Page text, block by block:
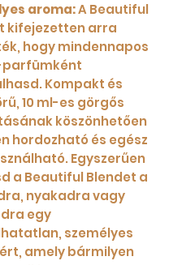
aroma:A Beautiful
kifejezetten arra
hogy mindennapos
Kompakt és
10 ml-es görgős
köszönhetően
hordozható és egész
Egyszerűen
a Beautiful Blendet a
nyakadra vagy
egy
személyes
amely bármilyen